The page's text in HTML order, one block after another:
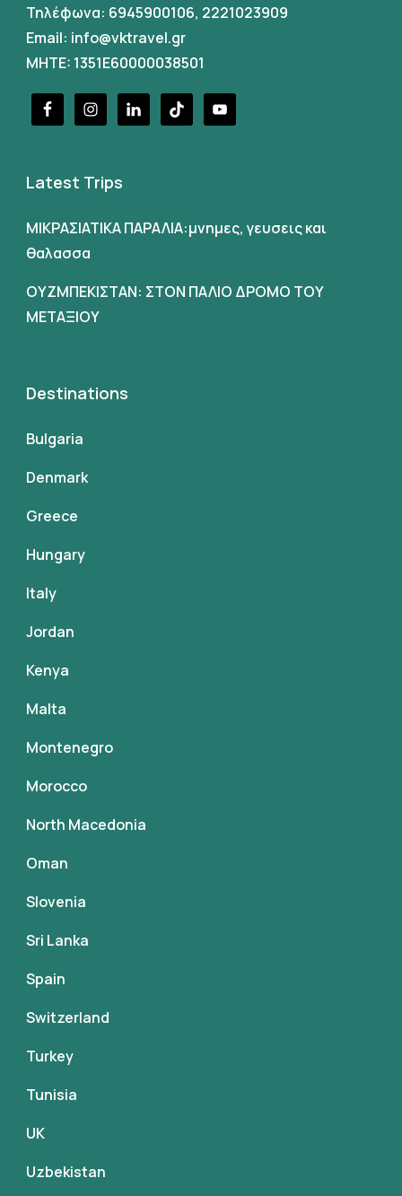
Τηλέφωνα: 6945900106, 2221023909
Email: info@vktravel.gr
MHTE: 1351E60000038501
Latest Trips
ΜΙΚΡΑΣΙΑΤΙΚΑ ΠΑΡΑΛΙΑ:μνημες, γευσεις και
θαλασσα
ΟΥΖΜΠΕΚΙΣΤΑΝ: ΣΤΟΝ ΠΑΛΙΟ ΔΡΟΜΟ ΤΟΥ
ΜΕΤΑΞΙΟΥ
Destinations
Bulgaria
Denmark
Greece
Hungary
Italy
Jordan
Kenya
Malta
Montenegro
Morocco
North Macedonia
Oman
Slovenia
Sri Lanka
Spain
Switzerland
Turkey
Tunisia
UK
Uzbekistan